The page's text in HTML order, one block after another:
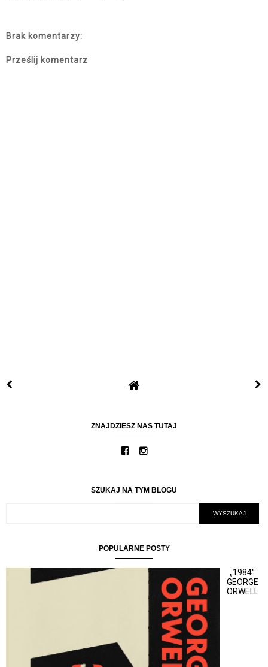
Brak komentarzy:
Prześlij komentarz
ZNAJDZIESZ NAS TUTAJ
SZUKAJ NA TYM BLOGU
POPULARNE POSTY
„1984"
GEORGE
ORWELL